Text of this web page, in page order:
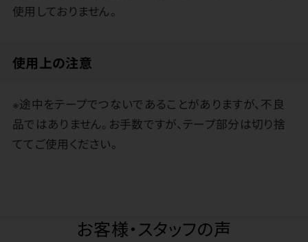
使用しておりません。
使用上の注意
※途中をテープでつないであることがありますが、不良
品ではありません。お手数ですが、テープ部分は切り捨
ててご使用ください。
お客様・スタッフの声